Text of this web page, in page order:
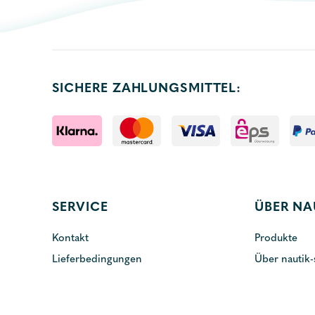
SICHERE ZAHLUNGSMITTEL:
SERVICE
Kontakt
Lieferbedingungen
ÜBER
Produkte
Über